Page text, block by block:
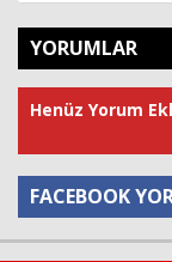
YORUMLAR
Henüz Yorum
FACEBOOK